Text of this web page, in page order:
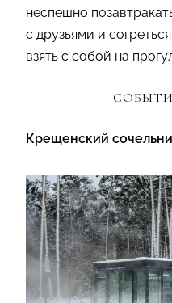
неспешно
с друзьями и
взять с собой на
Крещенский